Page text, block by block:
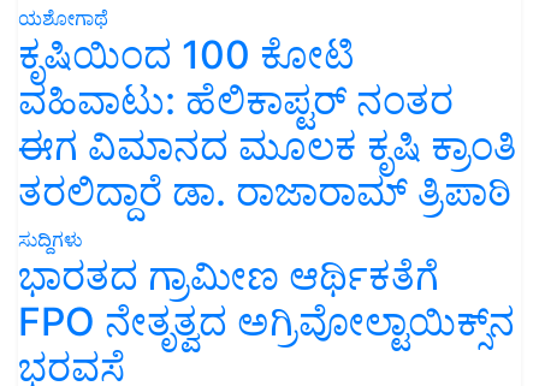
ಯಶೋಗಾಥೆ
ಕೃಷಿಯಿಂದ 100 ಕೋಟಿ
ವಹಿವಾಟು: ಹೆಲಿಕಾಪ್ಟರ್ ನಂತರ
ಈಗ ವಿಮಾನದ ಮೂಲಕ ಕೃಷಿ ಕ್ರಾಂತಿ
ತರಲಿದ್ದಾರೆ ಡಾ. ರಾಜಾರಾಮ್ ತ್ರಿಪಾಠಿ
ಸುದ್ದಿಗಳು
ಭಾರತದ ಗ್ರಾಮೀಣ ಆರ್ಥಿಕತೆಗೆ
FPO ನೇತೃತ್ವದ ಅಗ್ರಿವೋಲ್ಟಾಯಿಕ್ಸ್‌ನ
ಭರವಸೆ